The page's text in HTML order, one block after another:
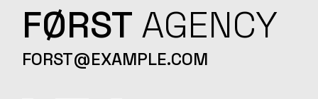
FØRST AGENCY
FORST@EXAMPLE.COM